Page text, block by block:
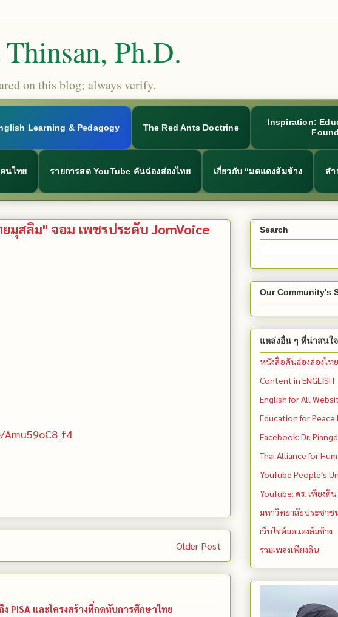
Ph.D.
on this blog; always verify.
Learning & Pedagogy The Red Ants Doctrine
Inspiration:
นไทย รายการสด YouTube คันฉ่องส่องไทย เกี่ยวกับ “มดแดงล้มช้าง ส
สลิม" จอม เพชรประดับ JomVoice
Older Post
PISA และโครงสร้างที่กดทับการศึกษาไทย
Search
Our Community's
แหล่งอื่น ๆ ที่น่าสนใจ
หนังสือคันฉ่องส่องไท
Content in ENGLISH
English for All
Education for
Facebook: Dr.
Thai Alliance for
YouTube People's
YouTube: ดร. เพียงดิ
มหาวิทยาลัยประชาช
เว็บไซต์มดแดงล้มช้าง
รวมเพลงเพียงดิน